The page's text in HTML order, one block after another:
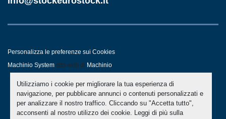
Utilizziamo i cookie per migliorare la tua esperienza di
navigazione, per pubblicare annunci o contenuti personalizzati e
per analizzare il nostro traffico. Cliccando su "Accetta tutto",
acconsenti al nostro utilizzo dei cookie. Leggi di più sulla
Personalizza le preferenze sui Cookies
Machinio System sito web di Machinio
- LINKEDIN - WHATSAPP